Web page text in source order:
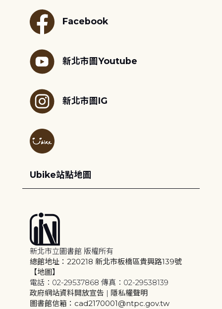
Facebook
新北市圖Youtube
新北市圖IG
Ubike站點地圖
新北市立圖書館 版權所有
總館地址：220218 新北市板橋區貴興路139號
【地圖】
電話：02-29537868 傳真：02-29538139
政府網站資料開放宣告 | 隱私權聲明
圖書館信箱：cad2170001@ntpc.gov.tw